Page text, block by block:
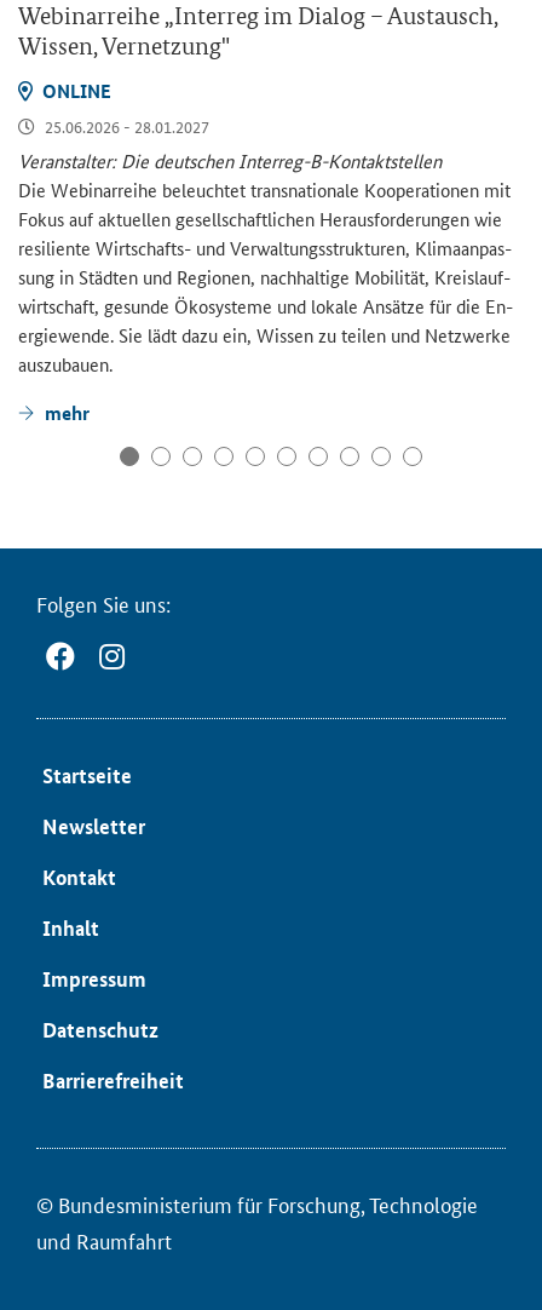
We­bi­nar­rei­he „Interregim Dia­log – Aus­tausch,
Wis­sen, Ver­net­zung"
ON­LINE
25.06.2026 - 28.01.2027
Ver­an­stal­ter: Die deut­schen Interreg-​B-Kontaktstellen
Die We­bi­nar­rei­he be­leuch­tet trans­na­tio­na­le Ko­ope­ra­tio­nen mit
Fokus auf ak­tu­el­len ge­sell­schaft­li­chen Her­aus­for­de­run­gen wie
re­si­li­en­te Wirtschafts-​ und Ver­wal­tungs­struk­tu­ren, Kli­ma­an­pas­
sung in Städ­ten und Re­gio­nen, nach­hal­ti­ge Mo­bi­li­tät, Kreis­lauf­
wirt­schaft, ge­sun­de Öko­sys­te­me und lo­ka­le An­sät­ze für die En­
er­gie­wen­de. Sie lädt dazu ein, Wis­sen zu tei­len und Netz­wer­ke
aus­zu­bau­en.
mehr
Fol­gen Sie uns:
Start­sei­te
News­let­ter
Kon­takt
In­halt
Im­pres­sum
Da­ten­schutz
Bar­rie­re­frei­heit
© Bun­des­mi­nis­te­ri­um für ­For­schung, Tech­no­lo­gie
und Raum­fahrt